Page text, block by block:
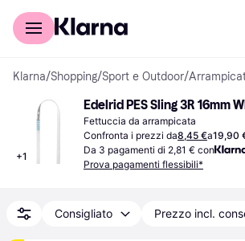
Per il tuo shopping
Klarna/Shopping/Sport e Outdoor/
+1
Edelrid PES Sling 3R 16mm
Fettuccia da arrampicata
Confronta i prezzi da8,45 €a19,90
Da 3 pagamenti di 2,81 € con
Prova pagamenti flessibili*
Consigliato Prezzo incl.